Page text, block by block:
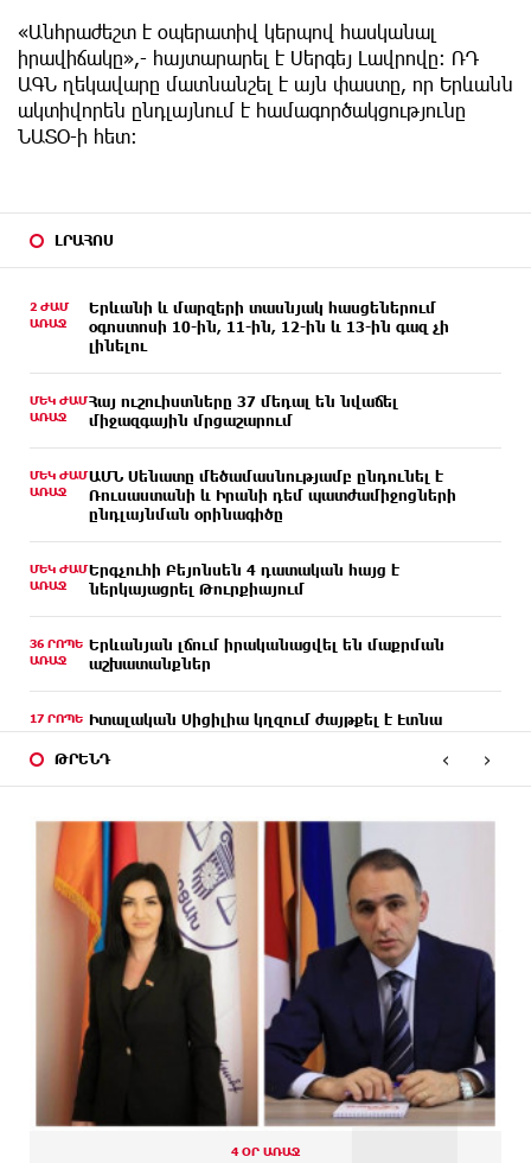
ԼՐԱՀՈՍ
2 ԺԱՄ
ԱՌԱՋ
Երևանի և մարզերի տասնյակ հասցեներում
օգոստոսի 10-ին, 11-ին, 12-ին և 13-ին գազ չի
լինելու
ՄԵԿ ԺԱՄ
ԱՌԱՋ
Հայ ուշուիստները 37 մեդալ են նվաճել
միջազգային մրցաշարում
ՄԵԿ ԺԱՄ
ԱՌԱՋ
ԱՄՆ Սենատը մեծամասնությամբ ընդունել է
Ռուսաստանի և Իրանի դեմ պատժամիջոցների
ընդլայնման օրինագիծը
ՄԵԿ ԺԱՄ
ԱՌԱՋ
Երգչուհի Բեյոնսեն ​​4 դատական հայց է
ներկայացրել Թուրքիայում
36 ՐՈՊԵ
ԱՌԱՋ
Երևանյան լճում իրականացվել են մաքրման
աշխատանքներ
17 ՐՈՊԵ
ԱՌԱՋ
Իտալական Սիցիլիա կղզում ժայթքել է Էտնա
25 ՐՈՊԵ
ԱՌԱՋ
«Ռեալը» հայտարարել է Դիոմանդեի տրանսֆերի
մասին
Վանաձորում բшխվել են «Jeep Cherokee»-ն և
«Toyota Camry»-ն
ՄԵԿ ԺԱՄ Մասկը մերժել է Կիևի խնդրանքը՝ օգտագործել
Starlink-ը Ռուսաստանի դեմ հարվшծները
կառավարելու համար
ՄԵԿ ԺԱՄ
ԱՌԱՋ
Երևանում և մարզերում էլեկտրաէներգիայի
ընդհատումներ կլինեն
«Անհրաժեշտ է օպերատիվ կերպով հասկանալ
իրավիճակը»,- հայտարարել է Սերգեյ Լավրովը։ ՌԴ
ԱԳՆ ղեկավարը մատնանշել է այն փաստը, որ Երևանն
ակտիվորեն ընդլայնում է համագործակցությունը
ՆԱՏՕ-ի հետ։
ԹՐԵՆԴ
4 ՕՐ ԱՌԱՋ
‹ ›